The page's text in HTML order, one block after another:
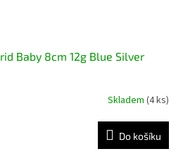
Baby 8cm 12g Blue Silver
Skladem (4 ks)
Do košíku